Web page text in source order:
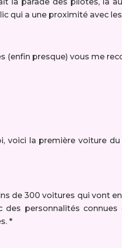
qui a une proximité avec
(enfin presque) vous me
voici la première voiture
de 300 voitures qui vont
personnalités connues
*